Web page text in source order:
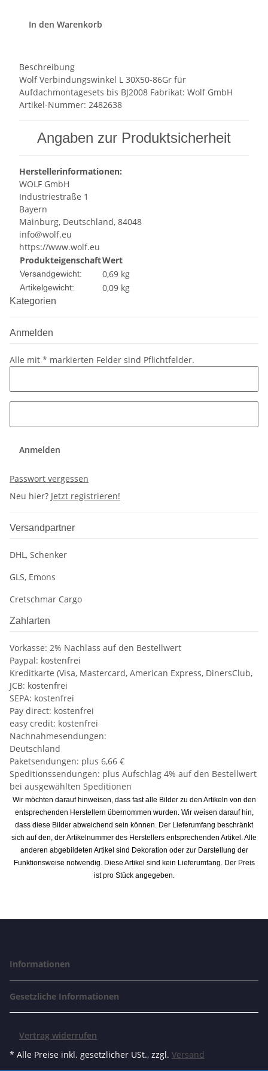
In den Warenkorb
Beschreibung
Wolf Verbindungswinkel L 30X50-86Gr für
Aufdachmontagesets bis BJ2008 Fabrikat: Wolf GmbH
Artikel-Nummer: 2482638
Angaben zur Produktsicherheit
Herstellerinformationen:
WOLF GmbH
Industriestraße 1
Bayern
Mainburg, Deutschland, 84048
info@wolf.eu
https://www.wolf.eu
ProdukteigenschaftWert
Versandgewicht: 0,69 kg
Artikelgewicht: 0,09 kg
Kategorien
Anmelden
Alle mit * markierten Felder sind Pflichtfelder.
Anmelden
Passwort vergessen
Neu hier? Jetzt registrieren!
Versandpartner
DHL, Schenker
GLS, Emons
Cretschmar Cargo
Zahlarten
Vorkasse: 2% Nachlass auf den Bestellwert
Paypal: kostenfrei
Kreditkarte (Visa, Mastercard, American Express, DinersClub,
JCB: kostenfrei
SEPA: kostenfrei
Pay direct: kostenfrei
easy credit: kostenfrei
Nachnahmesendungen:
Deutschland
Paketsendungen: plus 6,66 €
Speditionssendungen: plus Aufschlag 4% auf den Bestellwert
bei ausgewählten Speditionen
Wir möchten darauf hinweisen, dass fast alle Bilder zu den Artikeln von den
entsprechenden Herstellern übernommen wurden. Wir weisen darauf hin,
dass diese Bilder abweichend sein können. Der Lieferumfang beschränkt
sich auf den, der Artikelnummer des Herstellers entsprechenden Artikel. Alle
anderen abgebildeten Artikel sind Dekoration oder zur Darstellung der
Funktionsweise notwendig. Diese Artikel sind kein Lieferumfang. Der Preis
ist pro Stück angegeben.
Informationen
Gesetzliche Informationen
Vertrag widerrufen
* Alle Preise inkl. gesetzlicher USt., zzgl. Versand